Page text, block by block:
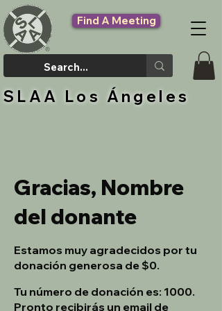
SLAA Los Ángeles
Find A Meeting
Gracias, Nombre
del donante
Estamos muy agradecidos por tu
donación generosa de $0.
Tu número de donación es: 1000.
Pronto recibirás un email de